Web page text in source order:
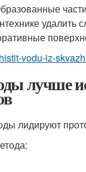
vodu-iz-
лучше
лидируют